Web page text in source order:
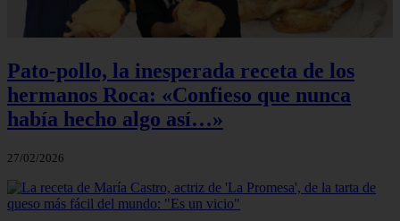
Pato-pollo, la inesperada receta de los
hermanos Roca: «Confieso que nunca
había hecho algo así…»
27/02/2026